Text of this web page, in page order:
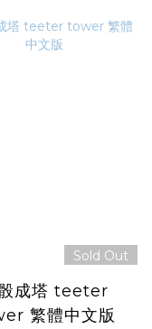
Sold Out
成塔 teeter
繁體中文版